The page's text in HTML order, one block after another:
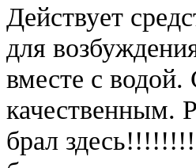
Действует
для
вместе с
качественным.
брал